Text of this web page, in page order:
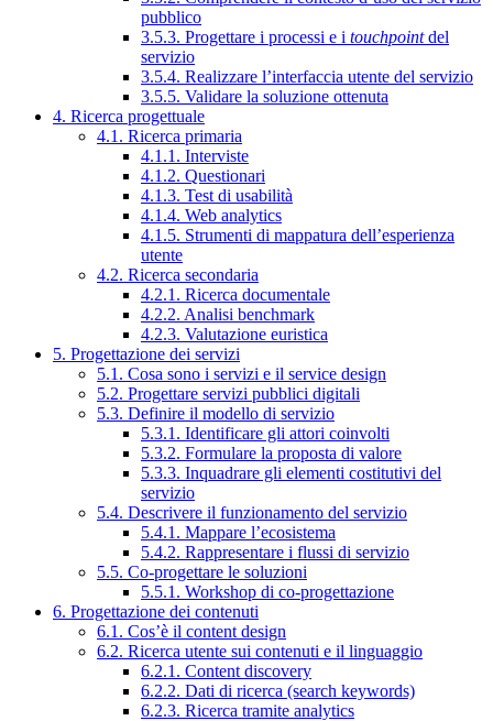
pubblico
3.5.3. Progettare i processi e i touchpointdel
servizio
3.5.4. Realizzare l’interfaccia utente del servizio
3.5.5. Validare la soluzione ottenuta
4. Ricerca progettuale
4.1. Ricerca primaria
4.1.1. Interviste
4.1.2. Questionari
4.1.3. Test di usabilità
4.1.4. Web analytics
4.1.5. Strumenti di mappatura dell’esperienza
utente
4.2. Ricerca secondaria
4.2.1. Ricerca documentale
4.2.2. Analisi benchmark
4.2.3. Valutazione euristica
5. Progettazione dei servizi
5.1. Cosa sono i servizi e il service design
5.2. Progettare servizi pubblici digitali
5.3. Definire il modello di servizio
5.3.1. Identificare gli attori coinvolti
5.3.2. Formulare la proposta di valore
5.3.3. Inquadrare gli elementi costitutivi del
servizio
5.4. Descrivere il funzionamento del servizio
5.4.1. Mappare l’ecosistema
5.4.2. Rappresentare i flussi di servizio
5.5. Co-progettare le soluzioni
5.5.1. Workshop di co-progettazione
6. Progettazione dei contenuti
6.1. Cos’è il content design
6.2. Ricerca utente sui contenuti e il linguaggio
6.2.1. Content discovery
6.2.2. Dati di ricerca (search keywords)
6.2.3. Ricerca tramite analytics